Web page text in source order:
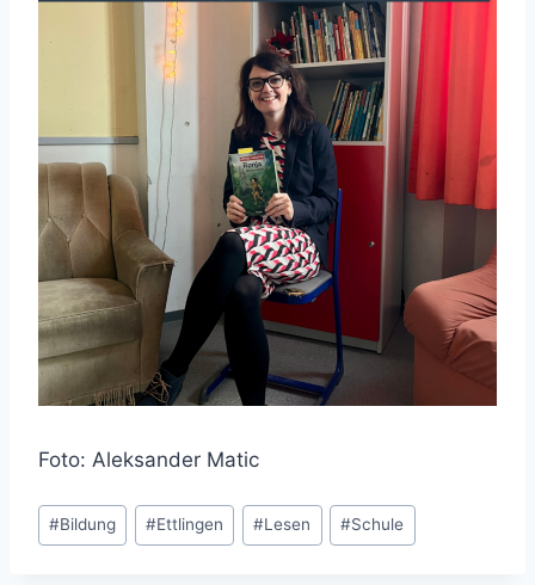
Foto: Aleksander Matic
Post
Tags:
#Bildung #Ettlingen #Lesen #Schule